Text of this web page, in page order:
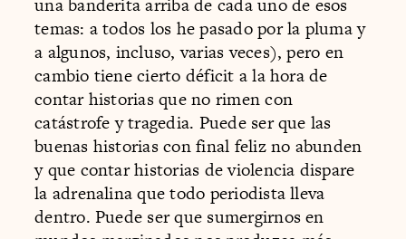
una banderita arriba de cada uno de esos
temas: a todos los he pasado por la pluma y
a algunos, incluso, varias veces), pero en
cambio tiene cierto déficit a la hora de
contar historias que no rimen con
catástrofe y tragedia. Puede ser que las
buenas historias con final feliz no abunden
y que contar historias de violencia dispare
la adrenalina que todo periodista lleva
dentro. Puede ser que sumergirnos en